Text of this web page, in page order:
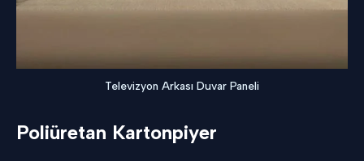
Televizyon Arkası Duvar Paneli
Poliüretan Kartonpiyer